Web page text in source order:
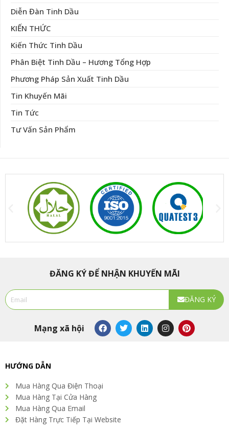
Diễn Đàn Tinh Dầu
KIẾN THỨC
Kiến Thức Tinh Dầu
Phân Biệt Tinh Dầu – Hương Tổng Hợp
Phương Pháp Sản Xuất Tinh Dầu
Tin Khuyến Mãi
Tin Tức
Tư Vấn Sản Phẩm
ĐĂNG KÝ ĐỂ NHẬN KHUYẾN MÃI
Email
ĐĂNG KÝ
Mạng xã hội F
a
c
k
T
w
i
L
i
n
I
n
s
P
i
n
HƯỚNG DẪN
Mua Hàng Qua Điện Thoại
Mua Hàng Tại Cửa Hàng
Mua Hàng Qua Email
Đặt Hàng Trực Tiếp Tại Website